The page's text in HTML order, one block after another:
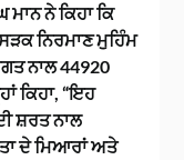
ਨੇ ਕਿਹਾ ਕਿ
ਨਿਰਮਾਣ ਮੁਹਿੰਮ
ਨਾਲ 44920
ਕਿਹਾ, “ਇਹ
ਸ਼ਰਤ ਨਾਲ
ਦੇ ਮਿਆਰਾਂ ਅਤੇ